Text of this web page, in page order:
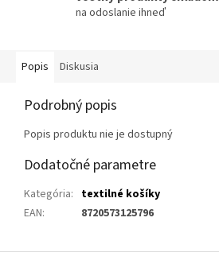
na odoslanie ihneď
Popis Diskusia
Podrobný popis
Popis produktu nie je dostupný
Dodatočné parametre
Kategória: textilné košíky
EAN: 8720573125796
Z